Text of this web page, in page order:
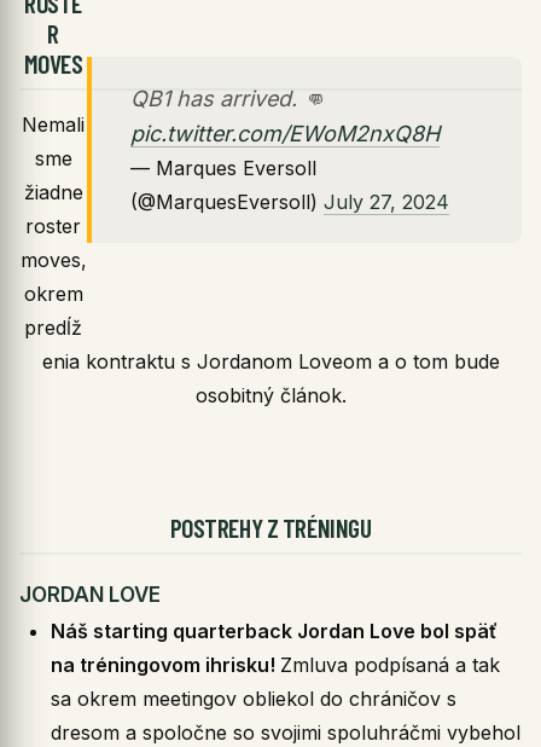
QB1 has arrived. 👊
pic.twitter.com/EWoM2nxQ8H
— Marques Eversoll
(@MarquesEversoll) July 27, 2024
R
MOVES
Nemali
sme
žiadne
roster
moves,
okrem
predĺž
enia kontraktu s Jordanom Loveom a o tom bude
osobitný článok.
POSTREHY Z TRÉNINGU
JORDAN LOVE
Náš starting quarterback Jordan Love bol späť
na tréningovom ihrisku! Zmluva podpísaná a tak
sa okrem meetingov obliekol do chráničov s
dresom a spoločne so svojimi spoluhráčmi vybehol